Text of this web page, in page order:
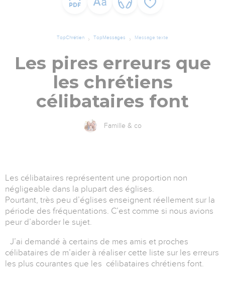
TopChrétien TopMessages Message texte
Les pires erreurs que
les chrétiens
célibataires font
Famille & co
Les célibataires représentent une proportion non
négligeable dans la plupart des églises.
Pourtant, très peu d’églises enseignent réellement sur la
période des fréquentations. C’est comme si nous avions
peur d’aborder le sujet.
J’ai demandé à certains de mes amis et proches
célibataires de m’aider à réaliser cette liste sur les erreurs
les plus courantes que les célibataires chrétiens font.